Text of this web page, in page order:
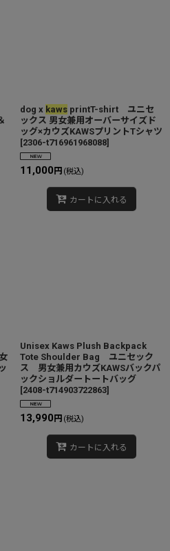
絞り込む
dog x kaws printT-shirt ユニセ
ックス 男女兼用オーバーサイズド
ッグ×カウズKAWSプリントTシャツ
[2306-t716961968088]
11,000 円 (税込)
カートに入れる
Unisex Kaws Plush Backpack
Tote Shoulder Bag ユニセック
ス 男女兼用カウズKAWSバックパ
ックショルダートートバッグ
[2408-t714903722863]
13,990 円 (税込)
カートに入れる